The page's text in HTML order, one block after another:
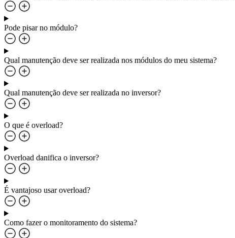
Pode pisar no módulo?
Qual manutenção deve ser realizada nos módulos do meu sistema?
Qual manutenção deve ser realizada no inversor?
O que é overload?
Overload danifica o inversor?
É vantajoso usar overload?
Como fazer o monitoramento do sistema?